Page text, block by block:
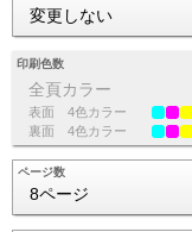
変更しない
印刷色数
全頁カラー
表面
4色カラー
裏面
4色カラー
ページ数
8ページ